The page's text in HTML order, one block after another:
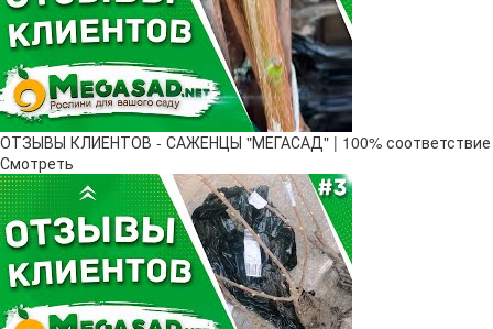
ОТЗЫВЫ КЛИЕНТОВ - САЖЕНЦЫ "МЕГАСАД" | 100% соответствие
Смотреть